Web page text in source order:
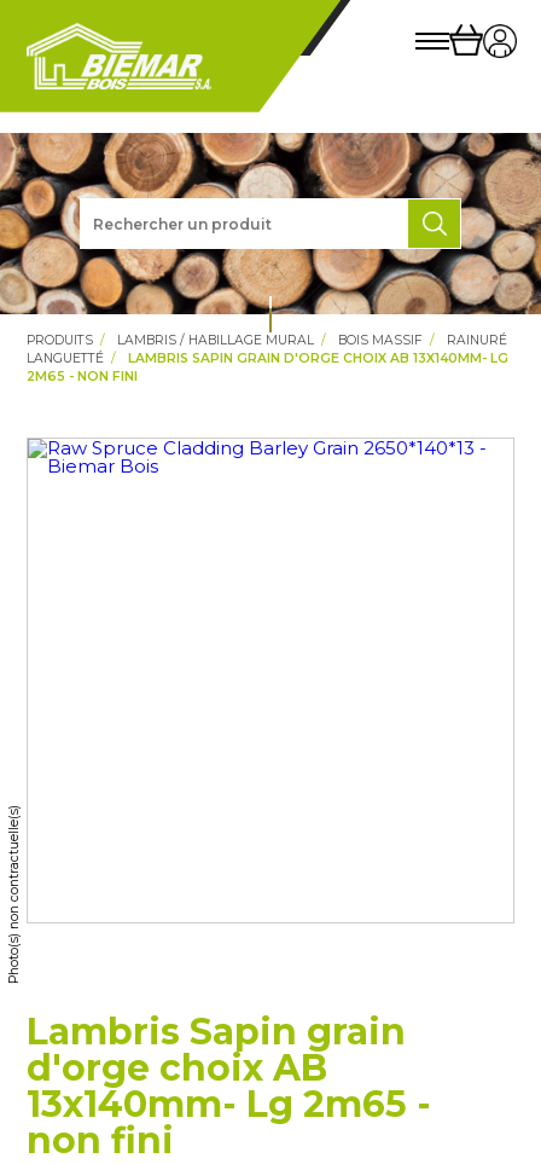
PRODUITS LAMBRIS / HABILLAGE MURAL BOIS MASSIF
RAINURÉ
LANGUETTÉ
LAMBRIS SAPIN GRAIN D'ORGE CHOIX AB 13X140MM- LG
2M65 - NON FINI
Photo(s) non contractuelle(s)
Lambris Sapin grain
d'orge choix AB
13x140mm- Lg 2m65 -
non fini